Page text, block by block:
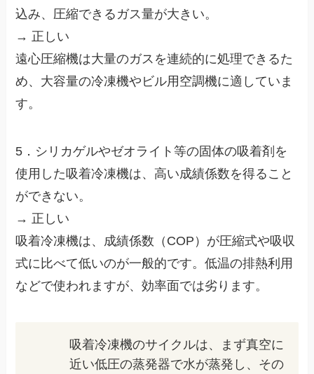
込み、圧縮できるガス量が大きい。
→ 正しい
遠心圧縮機は大量のガスを連続的に処理できるた
め、大容量の冷凍機やビル用空調機に適していま
す。
5．シリカゲルやゼオライト等の固体の吸着剤を
使用した吸着冷凍機は、高い成績係数を得ること
ができない。
→ 正しい
吸着冷凍機は、成績係数（COP）が圧縮式や吸収
式に比べて低いのが一般的です。低温の排熱利用
などで使われますが、効率面では劣ります。
吸着冷凍機のサイクルは、まず真空に
近い低圧の蒸発器で水が蒸発し、その